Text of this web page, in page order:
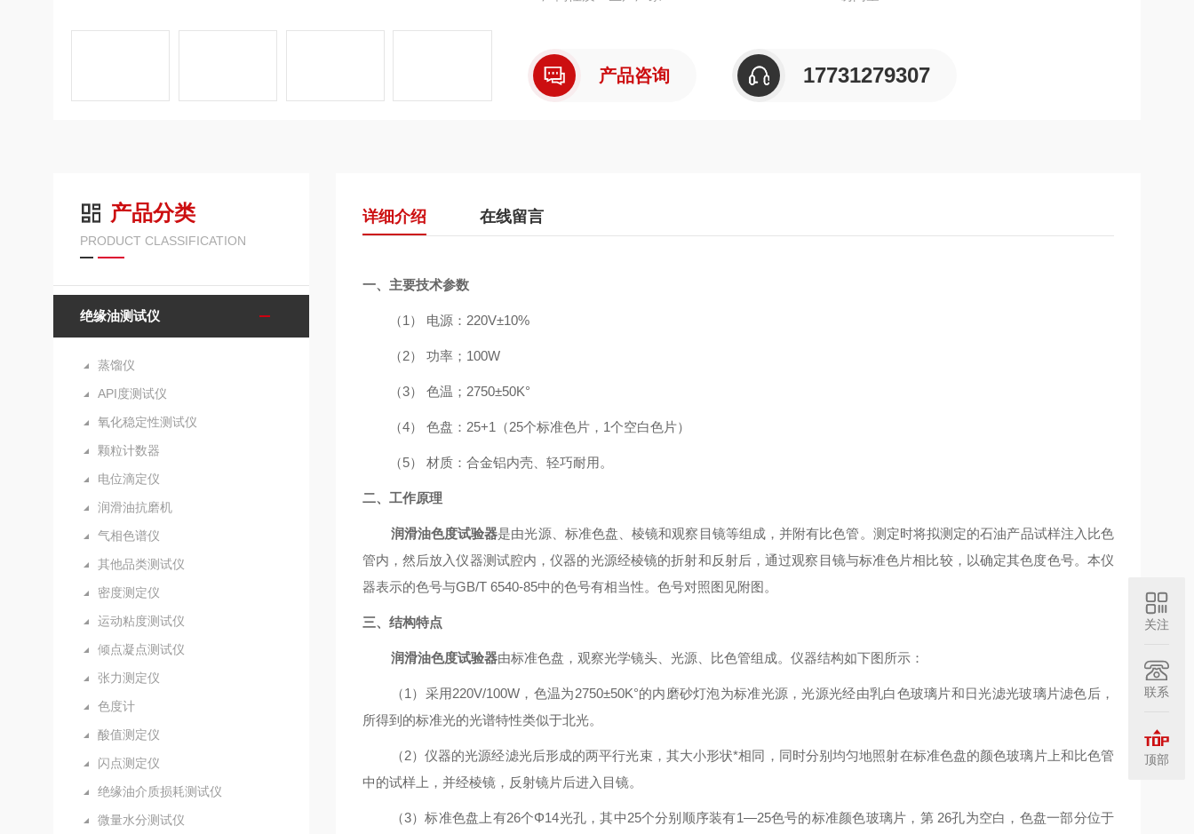
产品咨询 17731279307
产品分类
PRODUCT CLASSIFICATION
绝缘油测试仪
蒸馏仪
API度测试仪
氧化稳定性测试仪
颗粒计数器
电位滴定仪
润滑油抗磨机
气相色谱仪
其他品类测试仪
密度测定仪
运动粘度测试仪
倾点凝点测试仪
张力测定仪
色度计
酸值测定仪
闪点测定仪
绝缘油介质损耗测试仪
微量水分测试仪
详细介绍 在线留言
一、 主要技术参数
（1） 电源： 220V±10%
（2） 功率； 100W
（3） 色温； 2750±50K°
（4） 色盘：25+1（25个标准色片，1个空白色片）
（5） 材质：合金铝内壳、轻巧耐用。
二、工作原理
润滑油色度试验器是由光源、标准色盘、棱镜和观察目镜等组成，并附有比色管。测定时将拟测定的石油产品试样注入比色
管内，然后放入仪器测试腔内，仪器的光源经棱镜的折射和反射后，通过观察目镜与标准色片相比较，以确定其色度色号。本仪
器表示的色号与GB/T 6540-85中的色号有相当性。色号对照图 见附图。
三、结构特点
润滑油色度试验器由标准色盘，观察光学镜头、光源、比色管组成。仪器结构如下图所示：
（1） 采用220V/100W，色温为2750±50K°的内磨砂灯泡为标准光源，光源光经由乳白色玻璃片和日光滤光玻璃片滤色后，
所得到的标准光的光谱特性类似于北光。
（2） 仪器的光源经滤光后形成的两平行光束，其大小形状*相同，同时分别均匀地照射在标准色盘的颜色玻璃片上和比色管
中的试样上，并经棱镜，反射镜片后进入目镜。
（3）标准色盘上有26个Φ14光孔，其中25个分别顺序装有1—25色号的标准颜色玻璃片，第 26孔为空白，色盘一部分位于
关注
联系
顶部